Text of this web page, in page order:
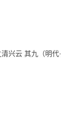
九（明代·唐文凤）